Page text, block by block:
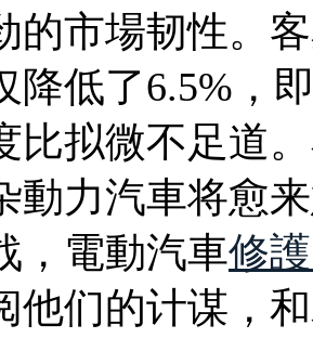
的市場韧性。
降低了6.5%，
比拟微不足道
動力汽車将愈
，電動汽車修
他们的计谋，